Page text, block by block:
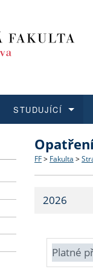
Struktura
Strategie
Fakultní
Co
Učitelské
STUDUJÍCÍ
O vědě a
Aktuální
FF > Fakulta >
2026
Platné